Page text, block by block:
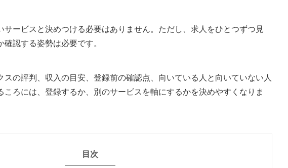
サービスと決めつける必要はありません。ただし、求人をひとつずつ見
認する姿勢は必要です。
スの評判、収入の目安、登録前の確認点、向いている人と向いていない人
ころには、登録するか、別のサービスを軸にするかを決めやすくなりま
目次